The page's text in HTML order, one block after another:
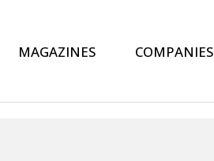
MAGAZINES COMPANIES